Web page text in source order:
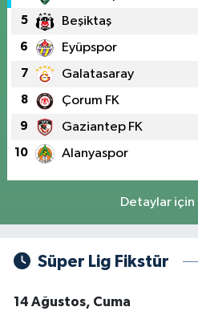
5 Beşiktaş
6 Eyüpspor
7 Galatasaray
8 Çorum FK
9 Gaziantep FK
10 Alanyaspor
Detaylar için
Süper Lig Fikstür
14 Ağustos, Cuma